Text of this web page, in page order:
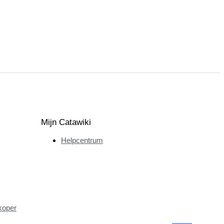
Mijn Catawiki
Helpcentrum